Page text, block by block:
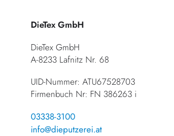
DieTex GmbH
DieTex GmbH
A-8233 Lafnitz Nr. 68
UID-Nummer: ATU67528703
Firmenbuch Nr: FN 386263 i
03338-3100
info@dieputzerei.at